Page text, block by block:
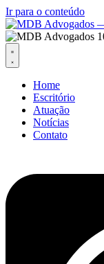
Ir para o conteúdo
Home
Escritório
Atuação
Notícias
Contato